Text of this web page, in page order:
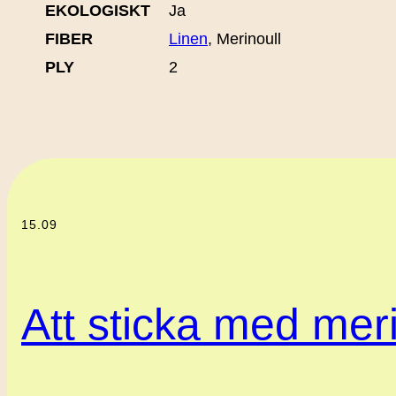
EKOLOGISKT
Ja
FIBER
Linen, Merinoull
PLY
2
15.09
Att sticka med